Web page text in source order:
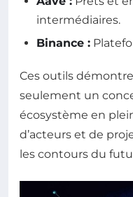
intermédiaires.
Binance :
Ces outils
seulement un
écosystème en
d’acteurs et de
les contours du